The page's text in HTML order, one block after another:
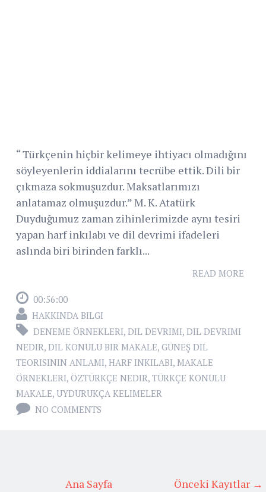
“ Türkçenin hiçbir kelimeye ihtiyacı olmadığını
söyleyenlerin iddialarını tecrübe ettik. Dili bir
çıkmaza sokmuşuzdur. Maksatlarımızı
anlatamaz olmuşuzdur.” M. K. Atatürk
Duyduğumuz zaman zihinlerimizde aynı tesiri
yapan harf inkılabı ve dil devrimi ifadeleri
aslında biri birinden farklı...
READ MORE
00:56:00
HAKKINDA BILGI
DENEME ÖRNEKLERI, DIL DEVRIMI, DIL DEVRIMI
NEDIR, DIL KONULU BIR MAKALE, GÜNEŞ DIL
TEORISININ ANLAMI, HARF INKILABI, MAKALE
ÖRNEKLERI, ÖZTÜRKÇE NEDIR, TÜRKÇE KONULU
MAKALE, UYDURUKÇA KELIMELER
NO COMMENTS
Önceki Kayıtlar →
Ana Sayfa